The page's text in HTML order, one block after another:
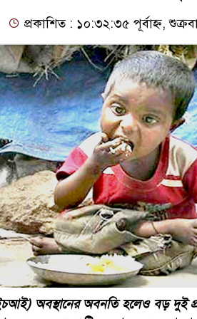
প্রকাশিত : ১০:৩২:৩৫ পূর্বাহ্ন,
অবস্থানের অবনতি হলেও বড় দুই